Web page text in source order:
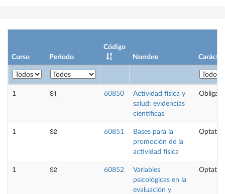
Curso Periodo
Código
Nombre
Carácter
1 S1 60850
Actividad física y
salud: evidencias
científicas
1 S2 60851
Bases para la
promoción de la
actividad física
1 S2 60852
Variables
psicológicas en la
evaluación y